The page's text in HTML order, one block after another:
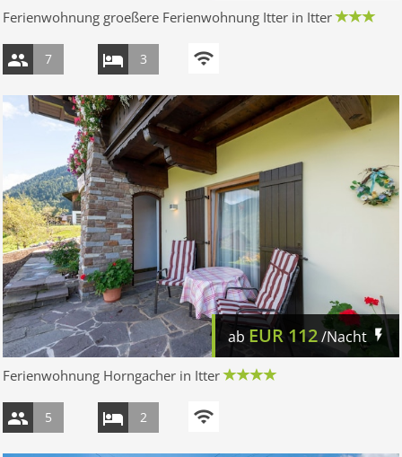
Ferienwohnung groeßere Ferienwohnung Itter in Itter
7 3
ab EUR112/Nacht
Ferienwohnung Horngacher in Itter
5 2